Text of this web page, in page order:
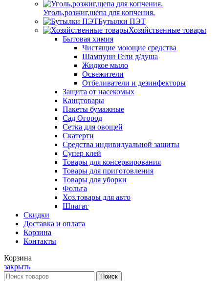
Уголь,розжиг,щепа для копчения.
Бутылки ПЭТ
Хозяйственные товары
Бытовая химия
Чистящие моющие средства
Шампуни Гели д/душа
Жидкое мыло
Освежители
Отбеливатели и дезинфекторы
Защита от насекомых
Канцтовары
Пакеты бумажные
Сад Огород
Сетка для овощей
Скатерти
Средства индивидуальной защиты
Супер клей
Товары для консервирования
Товары для приготовления
Товары для уборки
Фольга
Хоз.товары для авто
Шпагат
Скидки
Доставка и оплата
Корзина
Контакты
Корзина
закрыть
Поиск